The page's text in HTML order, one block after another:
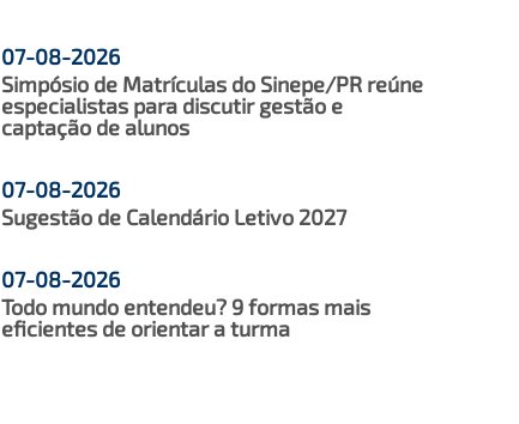
07-08-2026
Simpósio de Matrículas do Sinepe/PR reúne
especialistas para discutir gestão e
captação de alunos
07-08-2026
Sugestão de Calendário Letivo 2027
07-08-2026
Todo mundo entendeu? 9 formas mais
eficientes de orientar a turma